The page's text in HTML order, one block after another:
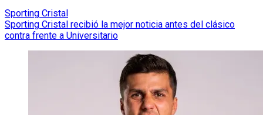
Sporting Cristal
Sporting Cristal recibió la mejor noticia antes del clásico
contra frente a Universitario